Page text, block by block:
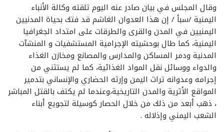
وقال المجلس في بيان صادر عنه اليوم تلقته وكالة الأنباء
اليمنية /سبأ / إن هذا العدوان الغاشم قد فتك بحياة المدنيين
اليمنيين في المدن والقرى والطرقات على امتداد الجغرافيا
اليمنية، كما طال بوحشيته الإجرامية المستشفيات و المنشآت
المدنية ودمر المساكن والمدارس والمصانع ومخازن الغذاء
والدواء ووسائل نقل المواد الغذائية، كما لم يستثني من
إجرامه وعدوانه تراث اليمن وإرثه الحضاري والإنساني بتدمير
المواقع الأثرية والمدن التاريخية،وعندما لم يكتف بالقتل المباشر
، ذهب أبعد من ذلك من خلال الحصار كوسيلة لتجويع أبناء
الشعب اليمني وإذلاله .